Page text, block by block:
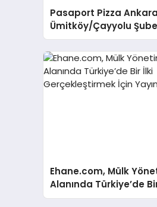
Pasaport Pizza Ankara
Ümitköy/Çayyolu
Açıldı!
Ehane.com, Mülk
Alanında Türkiye’de
Gerçekleştirmek İçin